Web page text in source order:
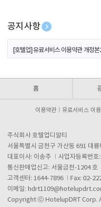
공지사항
[호텔업] 개인정보 처리방침 개정본1
[호텔업] 유료서비스 이용약관 개정본
홈
이용약관 유료서비스 이
주식회사 호텔업디알티
서울특별시 금천구 가산동 691 대
대표이사: 이송주
사업자등록번
통신판매업신고: 서울금천-1204 호
고객센터: 1644-7896
Fax: 02-
이메일:
Copyright ⓒ HotelupDRT Corp.